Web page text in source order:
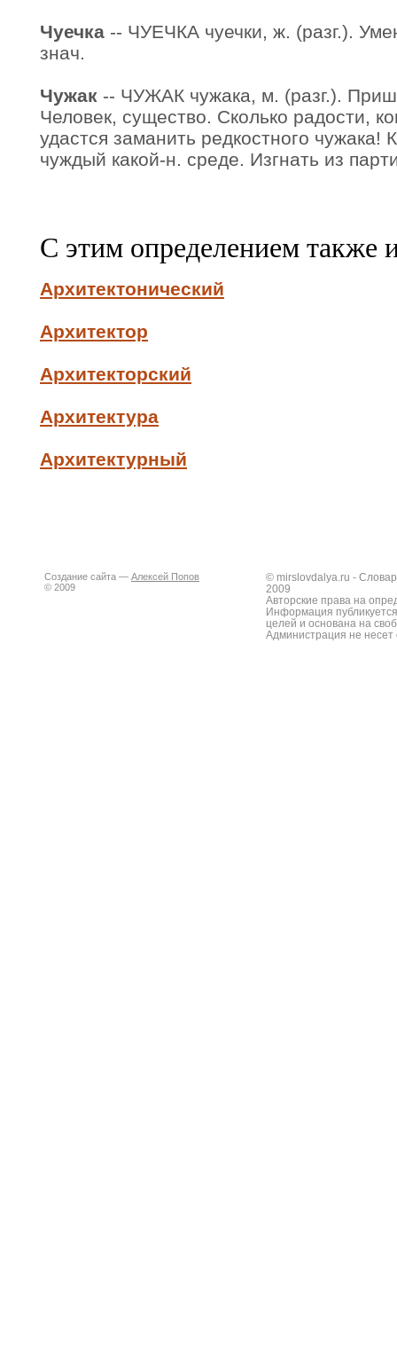
Чуечка -- ЧУЕЧКА чуечки, ж. (разг.).
знач.
Чужак -- ЧУЖАК чужака, м. (разг.).
Человек, существо. Сколько радости,
удастся заманить редкостного чужака!
чуждый какой-н. среде. Изгнать из
С этим определением также
Архитектонический
Архитектор
Архитекторский
Архитектура
Архитектурный
Создание сайта — Алексей Попов
© 2009
© mirslovdalya.ru -
2009
Авторские права на
Информация
целей и основана на
Администрация не несет